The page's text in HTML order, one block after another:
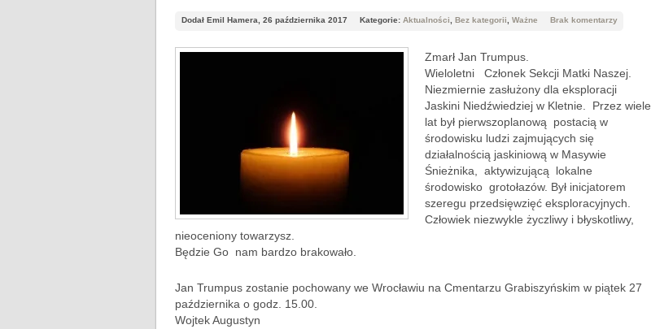
Dodał Emil Hamera, 26 października 2017 Kategorie: Aktualności, Bez kategorii, Ważne Brak komentarzy
Zmarł Jan Trumpus.
Wieloletni Członek Sekcji Matki Naszej.
Niezmiernie zasłużony dla eksploracji
Jaskini Niedźwiedziej w Kletnie. Przez wiele
lat był pierwszoplanową postacią w
środowisku ludzi zajmujących się
działalnością jaskiniową w Masywie
Śnieżnika, aktywizującą lokalne
środowisko grotołazów. Był inicjatorem
szeregu przedsięwzięć eksploracyjnych.
Człowiek niezwykle życzliwy i błyskotliwy,
nieoceniony towarzysz.
Będzie Go nam bardzo brakowało.
Jan Trumpus zostanie pochowany we Wrocławiu na Cmentarzu Grabiszyńskim w piątek 27
października o godz. 15.00.
Wojtek Augustyn